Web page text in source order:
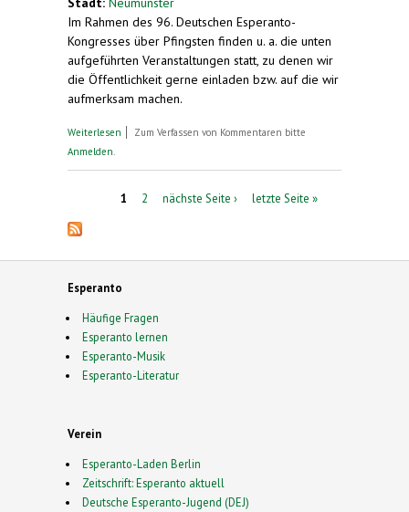
Im Rahmen des 96. Deutschen Esperanto-
Kongresses über Pfingsten finden u. a. die unten
aufgeführten Veranstaltungen statt, zu denen wir
die Öffentlichkeit gerne einladen bzw. auf die wir
aufmerksam machen.
Weiterlesen über Veranstaltungshinweise 96. Deutscher
Zum Verfassen von Kommentaren bitte
Anmelden.
1 2 nächste Seite › letzte Seite »
Esperanto
Häufige Fragen
Esperanto lernen
Esperanto-Musik
Esperanto-Literatur
Verein
Esperanto-Laden Berlin
Zeitschrift: Esperanto aktuell
Deutsche Esperanto-Jugend (DEJ)